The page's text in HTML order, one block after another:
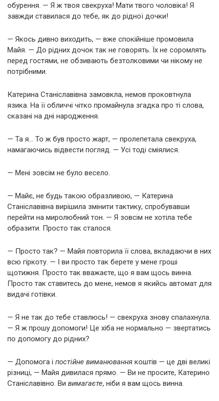
обурення. — Я ж твоя свекруха! Мати твого чоловіка! Я
завжди ставилася до тебе, як до рідної дочки!
— Якось дивно виходить, — вже спокійніше промовила
Майя. — До рідних дочок так не говорять. Їх не соромлять
перед гостями, не обзивають безтолковими чи нікому не
потрібними.
Катерина Станіславівна замовкла, немов проковтнула
язика. На її обличчі чітко промайнула згадка про ті слова,
сказані на дні народження.
— Та я… То ж був просто жарт, — пролепетала свекруха,
намагаючись відвести погляд. — Усі тоді сміялися.
— Мені зовсім не було весело.
— Майє, не будь такою образливою, — Катерина
Станіславівна вирішила змінити тактику, спробувавши
перейти на миролюбний тон. — Я зовсім не хотіла тебе
образити. Просто так сталося.
— Просто так? — Майя повторила її слова, вкладаючи в них
всю гіркоту. — І ви просто так берете у мене гроші
щотижня. Просто так вважаєте, що я вам щось винна.
Просто так ставитесь до мене, немов я якийсь автомат для
видачі готівки.
— Я не так до тебе ставлюсь! — свекруха знову спалахнула.
— Я ж прошу допомоги! Це хіба не нормально — звертатись
по допомогу до рідних?
— Допомога і постійне виманювання коштів — це дві великі
різниці, — Майя дивилася прямо. — Ви не просите, Катерино
Станіславівно. Ви вимагаєте, ніби я вам щось винна.